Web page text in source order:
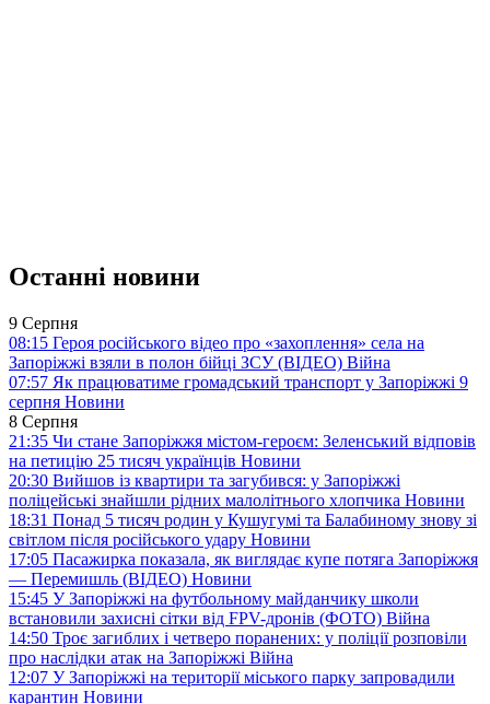
Останні новини
9 Серпня
08:15 Героя російського відео про «захоплення» села на
Запоріжжі взяли в полон бійці ЗСУ (ВІДЕО) Війна
07:57 Як працюватиме громадський транспорт у Запоріжжі 9
серпня Новини
8 Серпня
21:35 Чи стане Запоріжжя містом-героєм: Зеленський відповів
на петицію 25 тисяч українців Новини
20:30 Вийшов із квартири та загубився: у Запоріжжі
поліцейські знайшли рідних малолітнього хлопчика Новини
18:31 Понад 5 тисяч родин у Кушугумі та Балабиному знову зі
світлом після російського удару Новини
17:05 Пасажирка показала, як виглядає купе потяга Запоріжжя
— Перемишль (ВІДЕО) Новини
15:45 У Запоріжжі на футбольному майданчику школи
встановили захисні сітки від FPV-дронів (ФОТО) Війна
14:50 Троє загиблих і четверо поранених: у поліції розповіли
про наслідки атак на Запоріжжі Війна
12:07 У Запоріжжі на території міського парку запровадили
карантин Новини